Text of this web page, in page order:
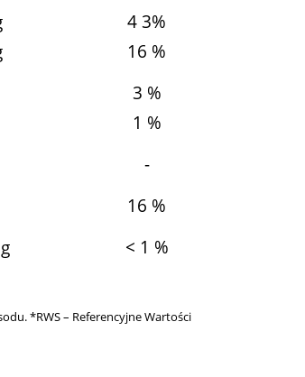
4 3%
16 %
3 %
1 %
-
16 %
< 1 %
*RWS – Referencyjne Wartości